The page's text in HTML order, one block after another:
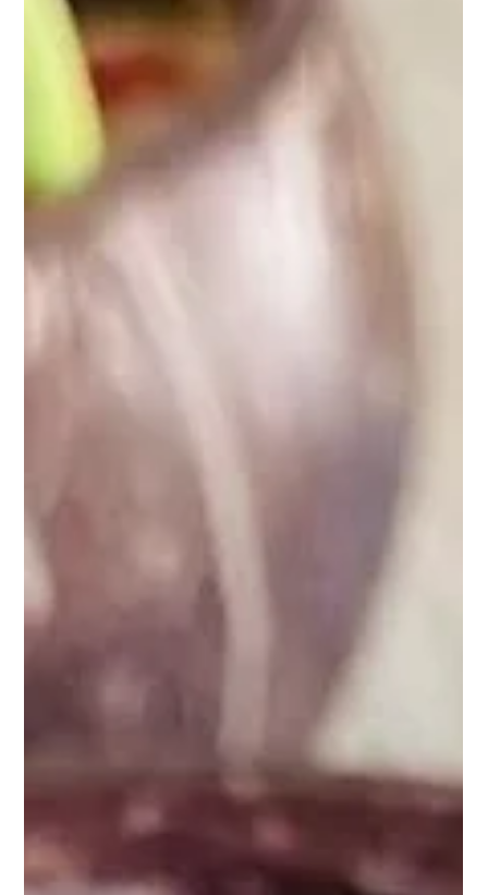
PREPORUČENA ZIMSKA
HRANA
Tokom zime često posežemo za teškom,
kaloričnom hranom, ali hladni dani ne moraju značiti
nezdrave izbore. Uz pravilno odabrane namirnice
poput korjenastog povrća, zobi, supa i hrane
bogate vitaminom D, moguće je ojačati imunitet,
obrocima. Donosimo preporuke stručnjaka i